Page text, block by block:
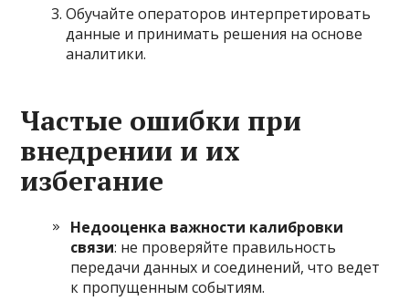
Обучайте операторов интерпретировать
данные и принимать решения на основе
аналитики.
Частые ошибки при
внедрении и их
избегание
Недооценка важности калибровки
связи: не проверяйте правильность
передачи данных и соединений, что ведет
к пропущенным событиям.